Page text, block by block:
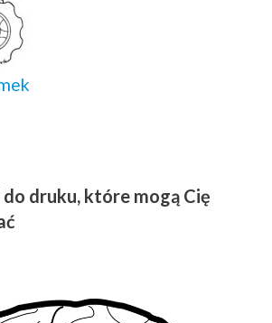
druku, które mogą Cię